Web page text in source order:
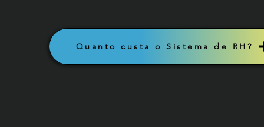
Quanto custa o Sistema de RH?